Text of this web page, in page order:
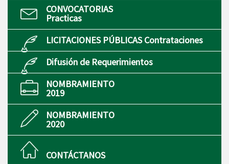
CONVOCATORIAS
Practicas
LICITACIONES PÚBLICAS Contrataciones
Difusión de Requerimientos
NOMBRAMIENTO
2019
NOMBRAMIENTO
2020
CONTÁCTANOS